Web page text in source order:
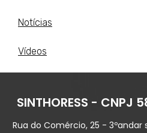
Notícias
Vídeos
SINTHORESS -
Rua do Comércio, 25 - 3ºandar